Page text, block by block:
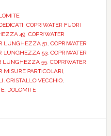
, COPRIWATER FUORI
49, COPRIWATER
LUNGHEZZA 51, COPRIWATER
LUNGHEZZA 53, COPRIWATER
LUNGHEZZA 55, COPRIWATER
MISURE PARTICOLARI,
, CRISTALLO VECCHIO,
, DOLOMITE